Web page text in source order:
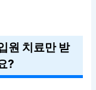
원 치료만 받
?